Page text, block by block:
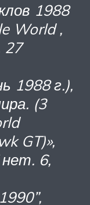
1988
World,
27
1988 г.),
(3
GT)»,
нет. 6,